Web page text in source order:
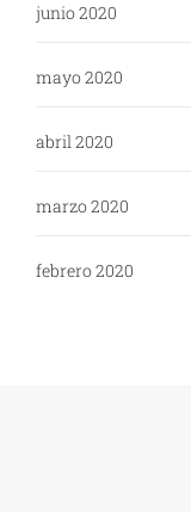
junio 2020
mayo 2020
abril 2020
marzo 2020
febrero 2020